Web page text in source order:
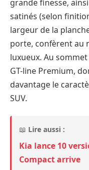
grande finesse,
satinés (selon
largeur de la
porte, confèrent au
luxueux. Au
GT-line Premium,
davantage le
SUV.
📖 Lire aussi :
Kia lance 10
Compact arrive